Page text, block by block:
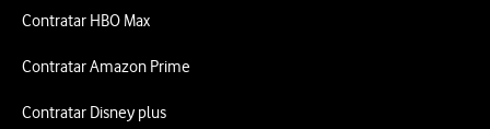
Contratar HBO Max
Contratar Amazon Prime
Contratar Disney plus